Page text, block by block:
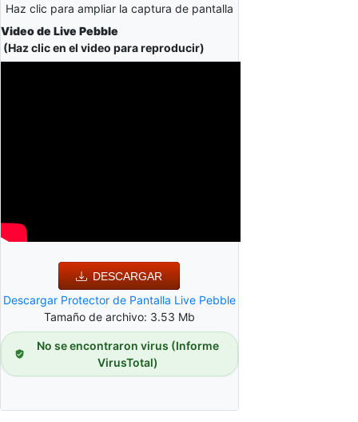
Haz clic para ampliar la captura de pantalla
Video de Live Pebble
(Haz clic en el video para reproducir)
DESCARGAR
Descargar Protector de Pantalla Live Pebble
Tamaño de archivo: 3.53 Mb
No se encontraron virus (Informe
VirusTotal)